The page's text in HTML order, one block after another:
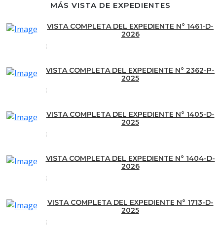
MÁS VISTA DE EXPEDIENTES
VISTA COMPLETA DEL EXPEDIENTE N° 1461-D-
2026
VISTA COMPLETA DEL EXPEDIENTE N° 2362-P-
2025
VISTA COMPLETA DEL EXPEDIENTE N° 1405-D-
2025
VISTA COMPLETA DEL EXPEDIENTE N° 1404-D-
2026
VISTA COMPLETA DEL EXPEDIENTE N° 1713-D-
2025